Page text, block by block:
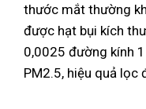
thước mắt thường
được hạt bụi kích
0,0025 đường kính
PM2.5, hiệu quả lọc